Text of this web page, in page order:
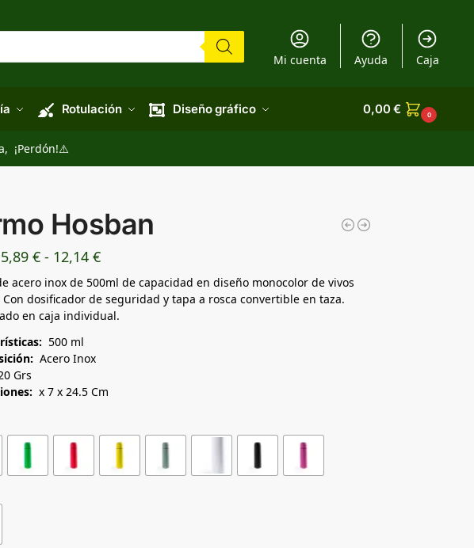
Mi cuenta Ayuda Caja
Rotulación Diseño gráfico 0,00€ 0
¡Perdón!⚠️
Hosban
5,89 € - 12,14 €
acero inox de 500ml de capacidad en diseño monocolor de vivos
Con dosificador de seguridad y tapa a rosca convertible en taza.
en caja individual.
500 ml
Acero Inox
Grs
x 7 x 24.5 Cm